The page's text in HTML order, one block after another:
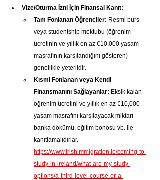
Vize/Oturma İzni İçin Finansal Kanıt:
Tam Fonlanan Öğrenciler: Resmi burs
veya studentship mektubu (öğrenim
ücretinin ve yıllık en az €10,000 yaşam
masrafının karşılandığını gösteren)
genellikle yeterlidir.
Kısmi Fonlanan veya Kendi
Finansmanını Sağlayanlar: Eksik kalan
öğrenim ücretini ve yıllık en az €10,000
yaşam masrafını karşılayacak miktarı
banka dökümü, eğitim bonosu vb. ile
kanıtlamalıdırlar.
https://www.irishimmigration.ie/coming-to-
study-in-ireland/what-are-my-study-
options/a-third-level-course-or-a-